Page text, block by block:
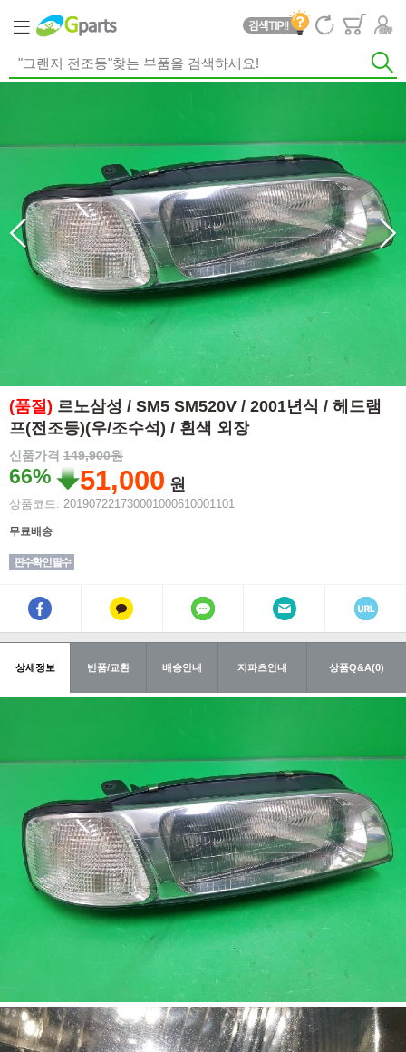
(품절) 르노삼성 / SM5 SM520V / 2001년식 / 헤드램
프(전조등)(우/조수석) / 흰색 외장
신품가격 149,900원
66% 51,000 원
상품코드: 201907221730001000610001101
무료배송
핀수확인 필수
상세정보 반품/교환 배송안내 지파츠안내 상품Q&A(0)